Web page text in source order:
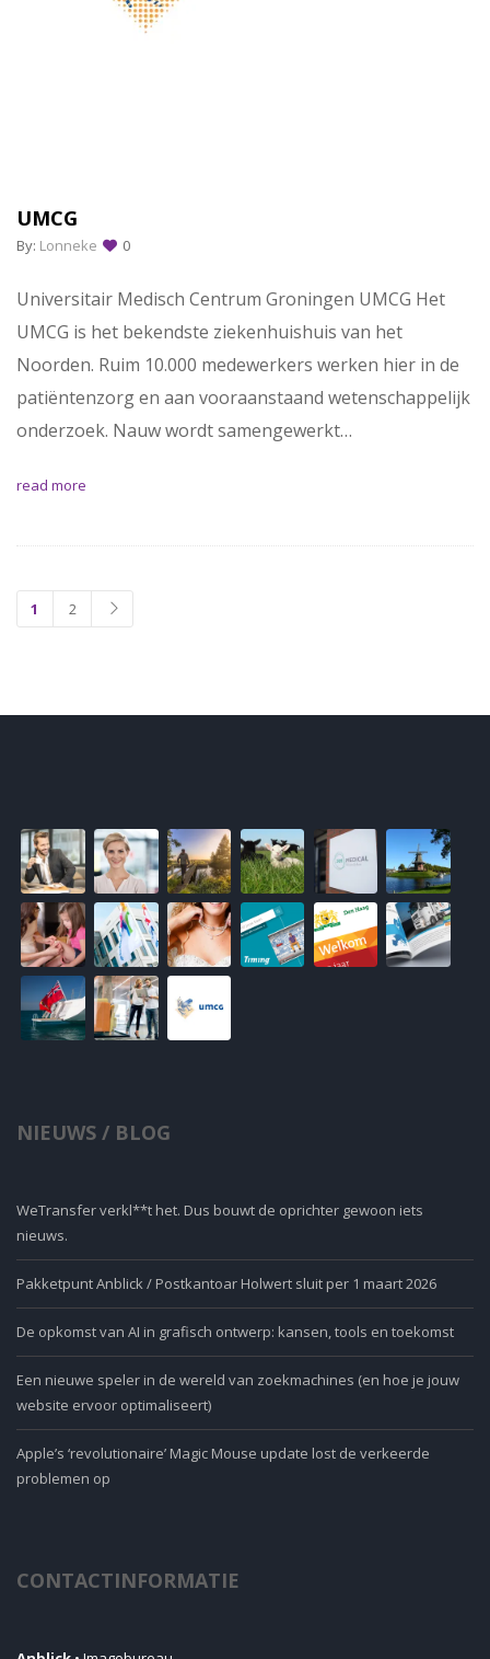
UMCG
By: Lonneke 0
Universitair Medisch Centrum Groningen UMCG Het
UMCG is het bekendste ziekenhuishuis van het
Noorden. Ruim 10.000 medewerkers werken hier in de
patiëntenzorg en aan vooraanstaand wetenschappelijk
onderzoek. Nauw wordt samengewerkt…
read more
1 2
NIEUWS / BLOG
WeTransfer verkl**t het. Dus bouwt de oprichter gewoon iets
nieuws.
Pakketpunt Anblick / Postkantoar Holwert sluit per 1 maart 2026
De opkomst van AI in grafisch ontwerp: kansen, tools en toekomst
Een nieuwe speler in de wereld van zoekmachines (en hoe je jouw
website ervoor optimaliseert)
Apple’s ‘revolutionaire’ Magic Mouse update lost de verkeerde
problemen op
CONTACTINFORMATIE